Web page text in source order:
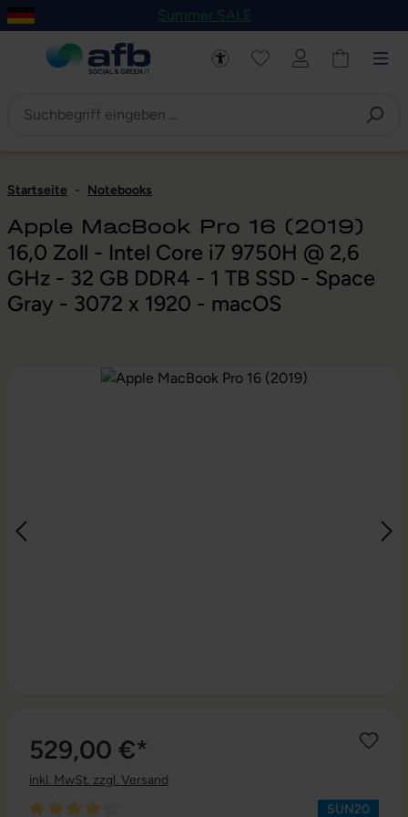
Hauptinhalt springen
Zur Navigation der B2B-Plattform springen
Summer SALE
Startseite - Notebooks
Apple MacBook Pro 16 (2019)
16,0 Zoll - Intel Core i7 9750H @ 2,6
GHz - 32 GB DDR4 - 1 TB SSD - Space
Gray - 3072 x 1920 - macOS
Bildergalerie überspringen
529,00 €*
inkl. MwSt. zzgl. Versand
SUN20